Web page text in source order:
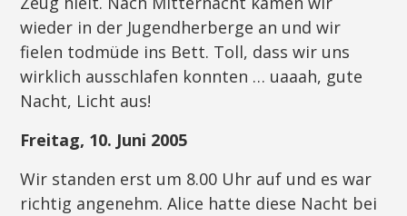
wieder in der Jugendherberge an und wir
fielen todmüde ins Bett. Toll, dass wir uns
wirklich ausschlafen konnten … uaaah, gute
Nacht, Licht aus!
Freitag, 10. Juni 2005
Wir standen erst um 8.00 Uhr auf und es war
richtig angenehm. Alice hatte diese Nacht bei